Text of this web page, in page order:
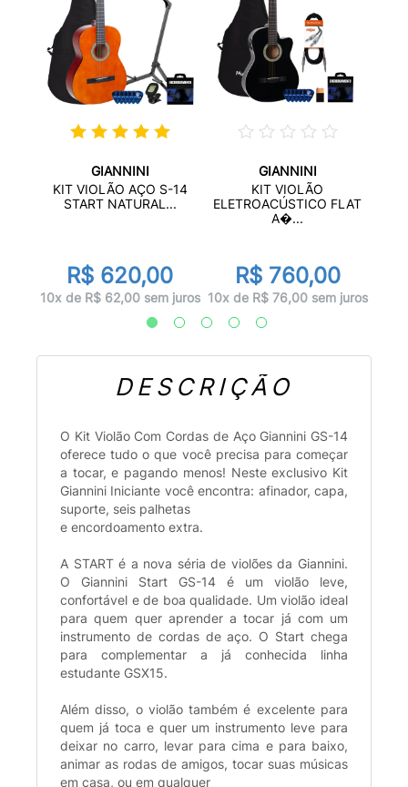
GIANNINI
KIT VIOLÃO AÇO S-14
START NATURAL...
R$ 620,00
10x de R$ 62,00 sem juros
GIANNINI
KIT VIOLÃO
ELETROACÚSTICO FLAT
A�...
R$ 760,00
10x de R$ 76,00 sem juros
DESCRIÇÃO
O Kit Violão Com Cordas de Aço Giannini GS-14
oferece tudo o que você precisa para começar
a tocar, e pagando menos! Neste exclusivo Kit
Giannini Iniciante você encontra: afinador, capa,
suporte, seis palhetas
e encordoamento extra.
A START é a nova séria de violões da Giannini.
O Giannini Start GS-14 é um violão leve,
confortável e de boa qualidade. Um violão ideal
para quem quer aprender a tocar já com um
instrumento de cordas de aço. O Start chega
para complementar a já conhecida linha
estudante GSX15.
Além disso, o violão também é excelente para
quem já toca e quer um instrumento leve para
deixar no carro, levar para cima e para baixo,
animar as rodas de amigos, tocar suas músicas
em casa, ou em qualquer